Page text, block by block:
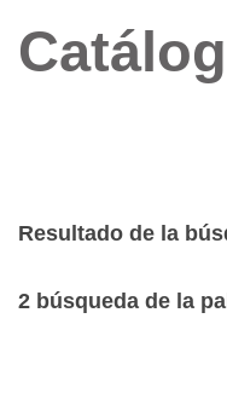
Resultado de la
2 búsqueda de la